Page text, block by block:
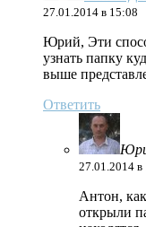
27.01.2014 в 15:08
Юрий, Эти
узнать папку
выше
Ответить
27.01.2014 в
Антон,
открыли